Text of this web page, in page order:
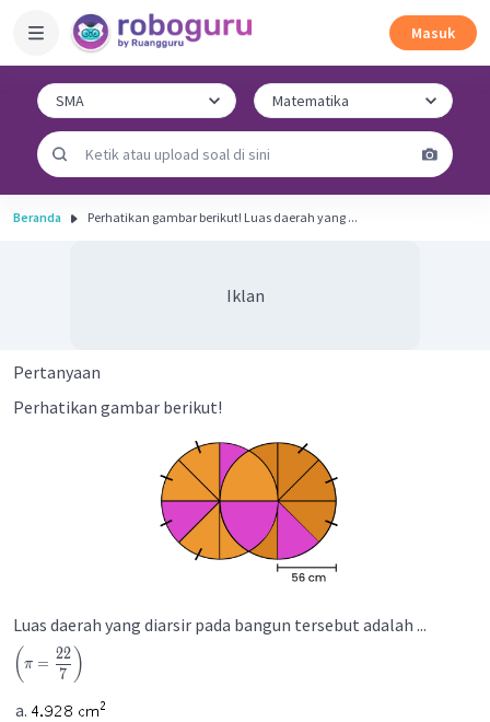
Masuk
Beranda Perhatikan gambar berikut! Luas daerah yang ...
Iklan
Pertanyaan
Perhatikan gambar berikut!
Luas daerah yang diarsir pada bangun tersebut adalah ...
( π =
7
22 )